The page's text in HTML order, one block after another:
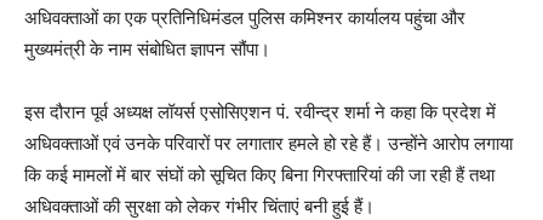
अधिवक्ताओं का एक प्रतिनिधिमंडल पुलिस कमिश्नर कार्यालय पहुंचा और
मुख्यमंत्री के नाम संबोधित ज्ञापन सौंपा।
इस दौरान पूर्व अध्यक्ष लॉयर्स एसोसिएशन पं. रवीन्द्र शर्मा ने कहा कि प्रदेश में
अधिवक्ताओं एवं उनके परिवारों पर लगातार हमले हो रहे हैं। उन्होंने आरोप लगाया
कि कई मामलों में बार संघों को सूचित किए बिना गिरफ्तारियां की जा रही हैं तथा
अधिवक्ताओं की सुरक्षा को लेकर गंभीर चिंताएं बनी हुई हैं।